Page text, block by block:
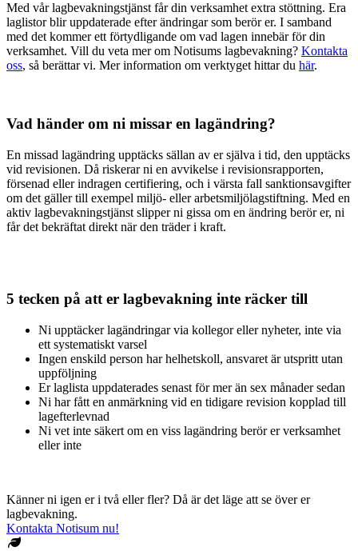
Med vår lagbevakningstjänst får din verksamhet extra stöttning. Era
laglistor blir uppdaterade efter ändringar som berör er. I samband
med det kommer ett förtydligande om vad lagen innebär för din
verksamhet. Vill du veta mer om Notisums lagbevakning? Kontakta
oss, så berättar vi. Mer information om verktyget hittar du här.
Vad händer om ni missar en lagändring?
En missad lagändring upptäcks sällan av er själva i tid, den upptäcks
vid revisionen. Då riskerar ni en avvikelse i revisionsrapporten,
försenad eller indragen certifiering, och i värsta fall sanktionsavgifter
om det gäller till exempel miljö- eller arbetsmiljölagstiftning. Med en
aktiv lagbevakningstjänst slipper ni gissa om en ändring berör er, ni
får det bekräftat direkt när den träder i kraft.
5 tecken på att er lagbevakning inte räcker till
Ni upptäcker lagändringar via kollegor eller nyheter, inte via
ett systematiskt varsel
Ingen enskild person har helhetskoll, ansvaret är utspritt utan
uppföljning
Er laglista uppdaterades senast för mer än sex månader sedan
Ni har fått en anmärkning vid en tidigare revision kopplad till
lagefterlevnad
Ni vet inte säkert om en viss lagändring berör er verksamhet
eller inte
Känner ni igen er i två eller fler? Då är det läge att se över er
lagbevakning.
Kontakta Notisum nu!